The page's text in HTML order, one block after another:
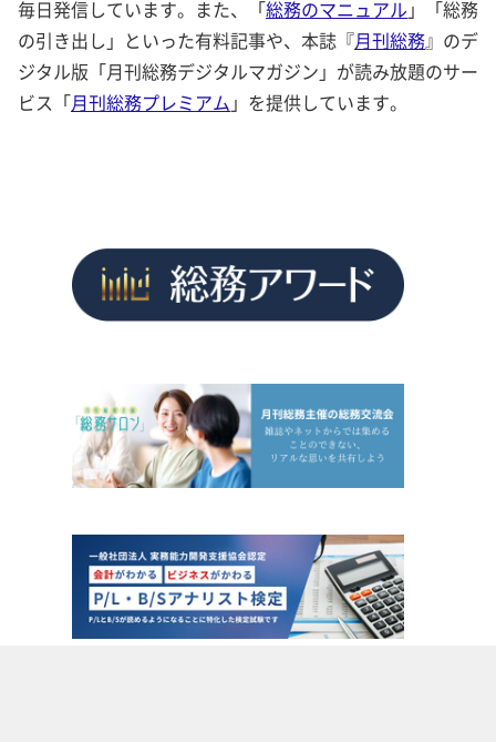
毎日発信しています。また、「総務のマニュアル 」「総務
の引き出し」といった有料記事や、本誌『月刊総務』のデ
ジタル版「月刊総務デジタルマガジン」が読み放題のサー
ビス「月刊総務プレミアム 」を提供しています。